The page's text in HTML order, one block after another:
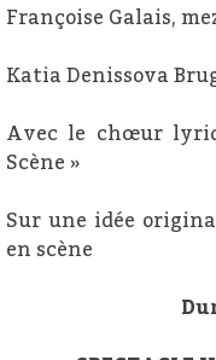
Françoise Galais,
Katia Denissova
Avec le chœur
Scène »
Sur une idée
en scène